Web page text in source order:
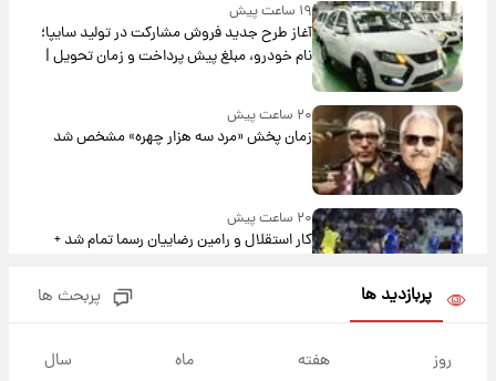
۱۹ ساعت پیش
آغاز طرح جدید فروش مشارکت در تولید سایپا؛
نام خودرو، مبلغ پیش پرداخت و زمان تحویل |
سود مشارکت چند درصد است؟
۲۰ ساعت پیش
زمان پخش «مرد سه هزار چهره» مشخص شد
۲۰ ساعت پیش
کار استقلال و رامین رضاییان رسما تمام شد +
مذاق رضاییان خوش نیامد+عکس
پربازدید ها پربحث ها
روز هفته ماه سال